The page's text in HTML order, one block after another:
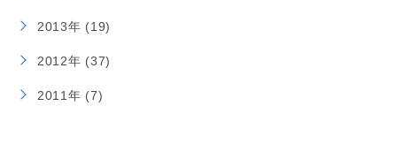
2013年 (19)
2012年 (37)
2011年 (7)